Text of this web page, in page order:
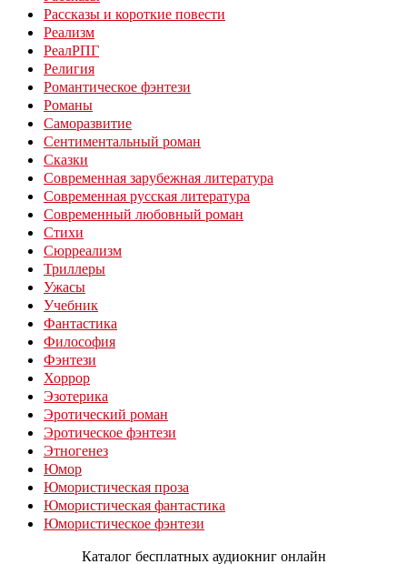
Рассказы и короткие повести
Реализм
РеалРПГ
Религия
Романтическое фэнтези
Романы
Саморазвитие
Сентиментальный роман
Сказки
Современная зарубежная литература
Современная русская литература
Современный любовный роман
Стихи
Сюрреализм
Триллеры
Ужасы
Учебник
Фантастика
Философия
Фэнтези
Хоррор
Эзотерика
Эротический роман
Эротическое фэнтези
Этногенез
Юмор
Юмористическая проза
Юмористическая фантастика
Юмористическое фэнтези
Каталог бесплатных аудиокниг онлайн